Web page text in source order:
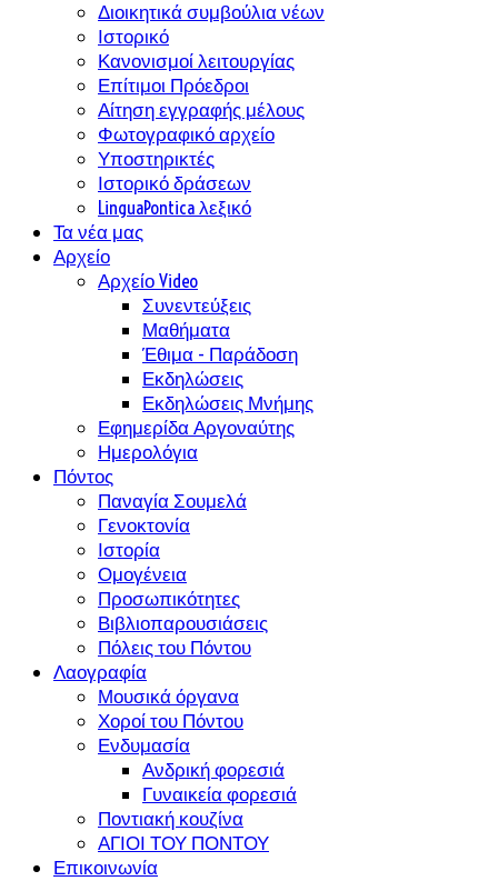
Διοικητικά συμβούλια νέων
Ιστορικό
Κανονισμοί λειτουργίας
Επίτιμοι Πρόεδροι
Αίτηση εγγραφής μέλους
Φωτογραφικό αρχείο
Υποστηρικτές
Ιστορικό δράσεων
LinguaPontica λεξικό
Τα νέα μας
Αρχείο
Αρχείο Video
Συνεντεύξεις
Μαθήματα
Έθιμα - Παράδοση
Εκδηλώσεις
Εκδηλώσεις Μνήμης
Εφημερίδα Αργοναύτης
Ημερολόγια
Πόντος
Παναγία Σουμελά
Γενοκτονία
Ιστορία
Ομογένεια
Προσωπικότητες
Βιβλιοπαρουσιάσεις
Πόλεις του Πόντου
Λαογραφία
Μουσικά όργανα
Χοροί του Πόντου
Ενδυμασία
Ανδρική φορεσιά
Γυναικεία φορεσιά
Ποντιακή κουζίνα
ΑΓΙΟΙ ΤΟΥ ΠΟΝΤΟΥ
Επικοινωνία